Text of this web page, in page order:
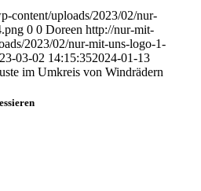
content/uploads/2023/02/nur-
0 0 Doreen http://nur-mit-
2023/02/nur-mit-uns-logo-1-
03-02 14:15:352024-01-13
im Umkreis von Windrädern